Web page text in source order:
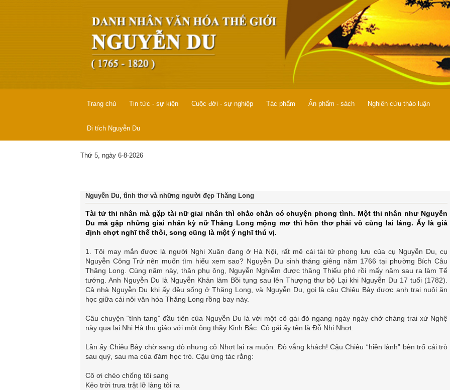
Trang chủ Tin tức - sự kiện Cuộc đời - sự nghiệp Tác phẩm Ấn phẩm - sách Nghiên cứu thảo luận
Di tích Nguyễn Du
Thứ 5, ngày 6-8-2026
Nguyễn Du, tình thơ và những người đẹp Thăng Long
Tài tử thi nhân mà gặp tài nữ giai nhân thì chắc chắn có chuyện phong tình. Một thi nhân như Nguyễn
Du mà gặp những giai nhân kỳ nữ Thăng Long mộng mơ thì hồn thơ phải vô cùng lai láng. Ấy là giả
định chợt nghĩ thế thôi, song cũng là một ý nghĩ thú vị.
1. Tôi may mắn được là người Nghi Xuân đang ở Hà Nội, rất mê cái tài tử phong lưu của cụ Nguyễn Du, cụ
Nguyễn Công Trứ nên muốn tìm hiểu xem sao? Nguyễn Du sinh tháng giêng năm 1766 tại phường Bích Câu
Thăng Long. Cùng năm này, thân phụ ông, Nguyễn Nghiễm được thăng Thiếu phó rồi mấy năm sau ra làm Tể
tướng. Anh Nguyễn Du là Nguyễn Khản làm Bồi tụng sau lên Thượng thư bộ Lại khi Nguyễn Du 17 tuổi (1782).
Cả nhà Nguyễn Du khi ấy đều sống ở Thăng Long, và Nguyễn Du, gọi là cậu Chiêu Bảy được anh trai nuôi ăn
học giữa cái nôi văn hóa Thăng Long rồng bay này.
Câu chuyện “tình tang” đầu tiên của Nguyễn Du là với một cô gái đò ngang ngày ngày chở chàng trai xứ Nghệ
này qua lại Nhị Hà thụ giáo với một ông thầy Kinh Bắc. Cô gái ấy tên là Đỗ Nhị Nhợt.
Lần ấy Chiêu Bảy chờ sang đò nhưng cô Nhợt lại ra muộn. Đò vắng khách! Cậu Chiêu “hiền lành” bèn trổ cái trò
sau quỷ, sau ma của đám học trò. Cậu ứng tác rằng:
Cô ơi chèo chống tôi sang
Kẻo trời trưa trật lỡ làng tôi ra